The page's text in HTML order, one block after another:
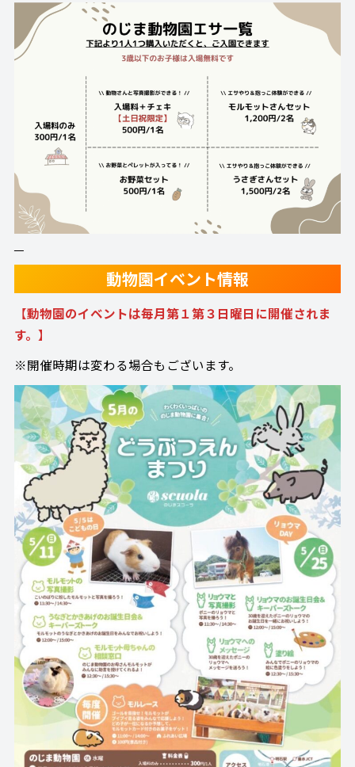
動物園イベント情報
【動物園のイベントは毎月第１第３日曜日に開催されま
す。 】
※開催時期は変わる場合もございます。